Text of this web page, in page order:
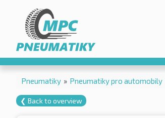
Pneumatiky » Pneumatiky pro automobily
❮ Back to overview